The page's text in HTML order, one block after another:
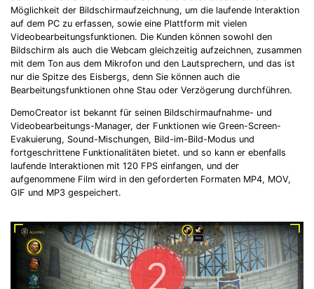
Möglichkeit der Bildschirmaufzeichnung, um die laufende Interaktion
auf dem PC zu erfassen, sowie eine Plattform mit vielen
Videobearbeitungsfunktionen. Die Kunden können sowohl den
Bildschirm als auch die Webcam gleichzeitig aufzeichnen, zusammen
mit dem Ton aus dem Mikrofon und den Lautsprechern, und das ist
nur die Spitze des Eisbergs, denn Sie können auch die
Bearbeitungsfunktionen ohne Stau oder Verzögerung durchführen.
DemoCreator ist bekannt für seinen Bildschirmaufnahme- und
Videobearbeitungs-Manager, der Funktionen wie Green-Screen-
Evakuierung, Sound-Mischungen, Bild-im-Bild-Modus und
fortgeschrittene Funktionalitäten bietet. und so kann er ebenfalls
laufende Interaktionen mit 120 FPS einfangen, und der
aufgenommene Film wird in den geforderten Formaten MP4, MOV,
GIF und MP3 gespeichert.